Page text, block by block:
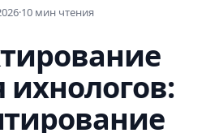
·10 мин чтения
ихнологов: